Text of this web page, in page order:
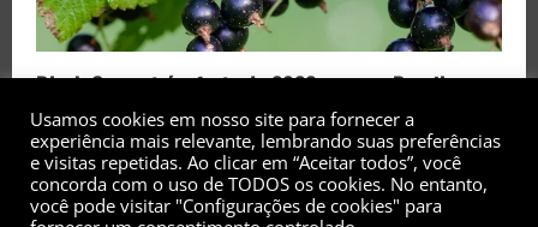
Black Currant é a fruta de 2026 rara no Brasil
Redação MC 0
Usamos cookies em nosso site para fornecer a
experiência mais relevante, lembrando suas preferências
e visitas repetidas. Ao clicar em “Aceitar todos”, você
concorda com o uso de TODOS os cookies. No entanto,
você pode visitar "Configurações de cookies" para